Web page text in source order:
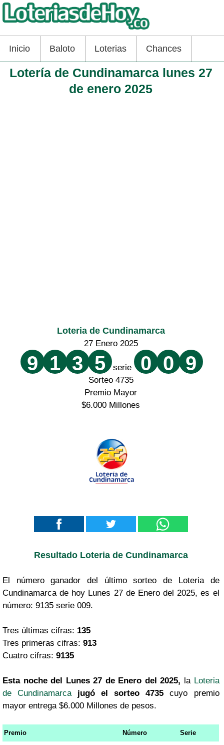
Inicio Baloto Loterias Chances
Lotería de Cundinamarca lunes 27
de enero 2025
Loteria de Cundinamarca
27 Enero 2025
9 1 3 5 serie 0 0 9
Sorteo 4735
Premio Mayor
$6.000 Millones
Resultado Loteria de Cundinamarca
El número ganador del último sorteo de Loteria de
Cundinamarca de hoy Lunes 27 de Enero del 2025, es el
número: 9135 serie 009.
Tres últimas cifras: 135
Tres primeras cifras: 913
Cuatro cifras: 9135
Esta noche del Lunes 27 de Enero del 2025, la Loteria
de Cundinamarca
jugó el sorteo 4735 cuyo premio
mayor entrega $6.000 Millones de pesos.
Premio Número Serie